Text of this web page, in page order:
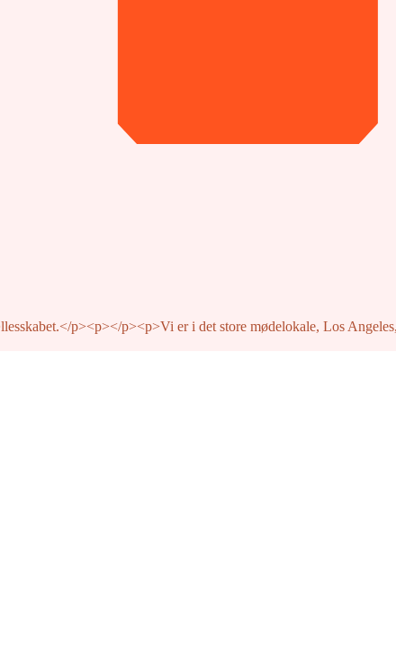
p><p>‍</p><p>Vi er i det store mødelokale, Los